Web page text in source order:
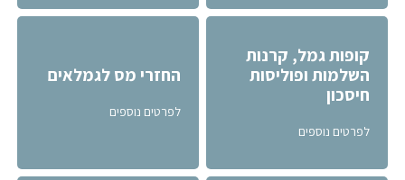
קופות גמל, קרנות
השלמות ופוליסות
חיסכון
לפרטים נוספים
החזרי מס לגמלאים
לפרטים נוספים